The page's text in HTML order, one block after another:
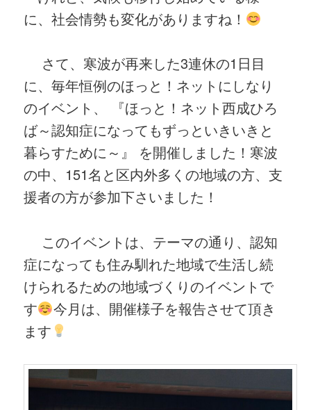
に、社会情勢も変化がありますね！
さて、寒波が再来した3連休の1日目
に、毎年恒例のほっと！ネットにしなり
のイベント、 『ほっと！ネット西成ひろ
ば～認知症になってもずっといきいきと
暮らすために～』 を開催しました！寒波
の中、151名と区内外多くの地域の方、支
援者の方が参加下さいました！
このイベントは、テーマの通り、認知
症になっても住み馴れた地域で生活し続
けられるための地域づくりのイベントで
す
今月は、開催様子を報告させて頂き
ます